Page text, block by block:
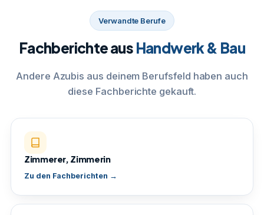
Verwandte Berufe
Fachberichte aus Handwerk & Bau
Andere Azubis aus deinem Berufsfeld haben auch
diese Fachberichte gekauft.
Zimmerer, Zimmerin
Zu den Fachberichten →